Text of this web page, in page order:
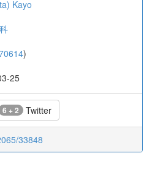
Kayo
)
25
6 + 2 Twitter
33848